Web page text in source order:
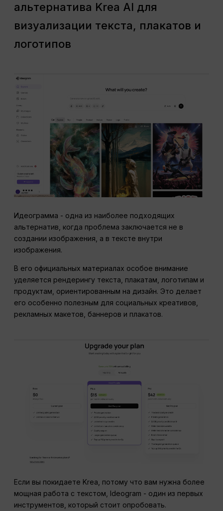
альтернатива Krea AI для
визуализации текста, плакатов и
логотипов
Идеограмма - одна из наиболее подходящих
альтернатив, когда проблема заключается не в
создании изображения, а в тексте внутри
изображения.
В его официальных материалах особое внимание
уделяется рендерингу текста, плакатам, логотипам и
продуктам, ориентированным на дизайн. Это делает
его особенно полезным для социальных креативов,
рекламных макетов, баннеров и плакатов.
Если вы покидаете Krea, потому что вам нужна более
мощная работа с текстом, Ideogram - один из первых
инструментов, который стоит опробовать.